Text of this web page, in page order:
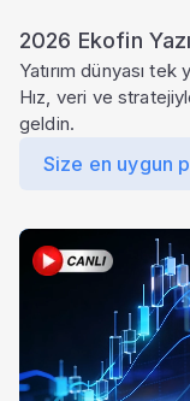
2026 Ekofin
Yatırım dünyası
Hız, veri ve
geldin.
Size en uygun